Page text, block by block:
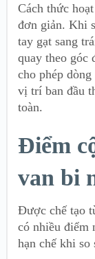
Cách thức
đơn giản. Khi
tay gạt sang
quay theo góc
cho phép
vị trí ban đầu
toàn.
Điểm
van bi
Được chế tạo
có nhiều điểm
hạn chế khi so